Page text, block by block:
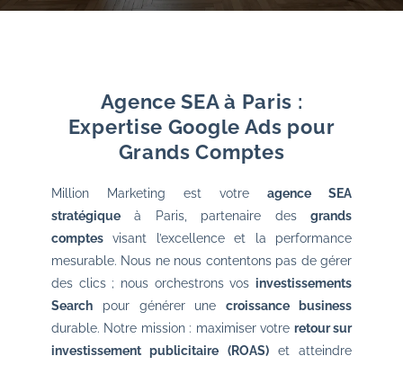
Agence SEA à Paris :
Expertise Google Ads pour
Grands Comptes
Million Marketing est votreagence SEA
stratégiqueà Paris, partenaire desgrands
comptesvisant l’excellence et la performance
mesurable. Nous ne nous contentons pas de gérer
des clics ; nous orchestrons vosinvestissements
Searchpour générer unecroissance business
durable. Notre mission : maximiser votre retour sur
investissement publicitaire (ROAS)et atteindre